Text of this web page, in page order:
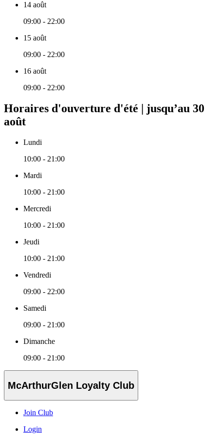
14 août
09:00 - 22:00
15 août
09:00 - 22:00
16 août
09:00 - 22:00
Horaires d'ouverture d'été | jusqu’au 30
août
Lundi
10:00 - 21:00
Mardi
10:00 - 21:00
Mercredi
10:00 - 21:00
Jeudi
10:00 - 21:00
Vendredi
09:00 - 22:00
Samedi
09:00 - 21:00
Dimanche
09:00 - 21:00
McArthurGlen Loyalty Club
Join Club
Login